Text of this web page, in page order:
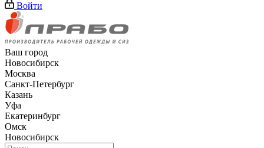
Войти
Ваш город
Новосибирск
Москва
Санкт-Петербург
Казань
Уфа
Екатеринбург
Омск
Новосибирск